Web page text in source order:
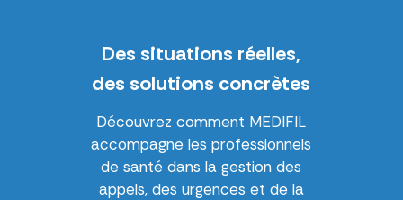
Des situations réelles,
des solutions concrètes
Découvrez comment MEDIFIL
accompagne les professionnels
de santé dans la gestion des
appels, des urgences et de la